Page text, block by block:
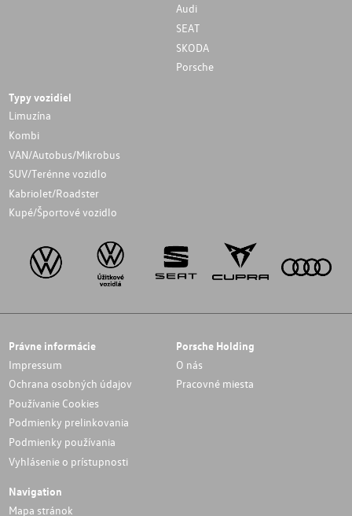
Audi
SEAT
SKODA
Porsche
Typy vozidiel
Limuzína
Kombi
VAN/Autobus/Mikrobus
SUV/Terénne vozidlo
Kabriolet/Roadster
Kupé/Športové vozidlo
Právne informácie
Impressum
Ochrana osobných údajov
Používanie Cookies
Podmienky prelinkovania
Podmienky používania
Vyhlásenie o prístupnosti
Porsche Holding
O nás
Pracovné miesta
Navigation
Mapa stránok